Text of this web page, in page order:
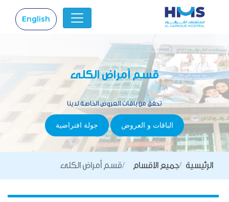
English
قسم أمراض الكلى
تحقق من باقات العروض الخاصة لدينا
الباقات و العروض جولة افتراضية
الرئيسية جميع الاقسام قسم أمراض الكلى